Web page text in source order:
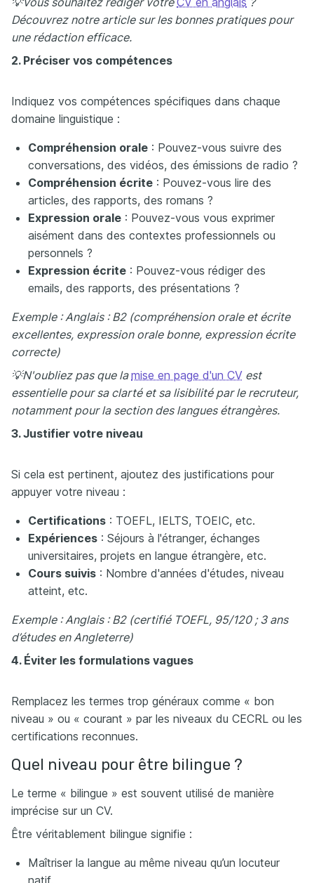
Découvrez notre article sur les bonnes pratiques pour
une rédaction efficace.
2. Préciser vos compétences
Indiquez vos compétences spécifiques dans chaque
domaine linguistique :
Compréhension orale : Pouvez-vous suivre des
conversations, des vidéos, des émissions de radio ?
Compréhension écrite : Pouvez-vous lire des
articles, des rapports, des romans ?
Expression orale : Pouvez-vous vous exprimer
aisément dans des contextes professionnels ou
personnels ?
Expression écrite : Pouvez-vous rédiger des
emails, des rapports, des présentations ?
Exemple : Anglais : B2 (compréhension orale et écrite
excellentes, expression orale bonne, expression écrite
correcte)
💡N'oubliez pas que lamise en page d'un CV est
essentielle pour sa clarté et sa lisibilité par le recruteur,
notamment pour la section des langues étrangères.
3. Justifier votre niveau
Si cela est pertinent, ajoutez des justifications pour
appuyer votre niveau :
Certifications : TOEFL, IELTS, TOEIC, etc.
Expériences : Séjours à l'étranger, échanges
universitaires, projets en langue étrangère, etc.
Cours suivis : Nombre d'années d'études, niveau
atteint, etc.
Exemple : Anglais : B2 (certifié TOEFL, 95/120 ; 3 ans
d’études en Angleterre)
4. Éviter les formulations vagues
Remplacez les termes trop généraux comme « bon
niveau » ou « courant » par les niveaux du CECRL ou les
certifications reconnues.
Quel niveau pour être bilingue ?
Le terme « bilingue » est souvent utilisé de manière
imprécise sur un CV.
Être véritablement bilingue signifie :
Maîtriser la langue au même niveau qu’un locuteur
natif.